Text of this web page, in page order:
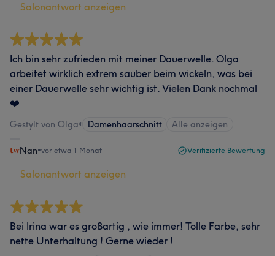
Salonantwort anzeigen
Ich bin sehr zufrieden mit meiner Dauerwelle. Olga
arbeitet wirklich extrem sauber beim wickeln, was bei
einer Dauerwelle sehr wichtig ist. Vielen Dank nochmal
❤️
Gestylt von Olga• Damenhaarschnitt Alle anzeigen
Nan•vor etwa 1 Monat Verifizierte Bewertung
Salonantwort anzeigen
Bei Irina war es großartig , wie immer! Tolle Farbe, sehr
nette Unterhaltung ! Gerne wieder !